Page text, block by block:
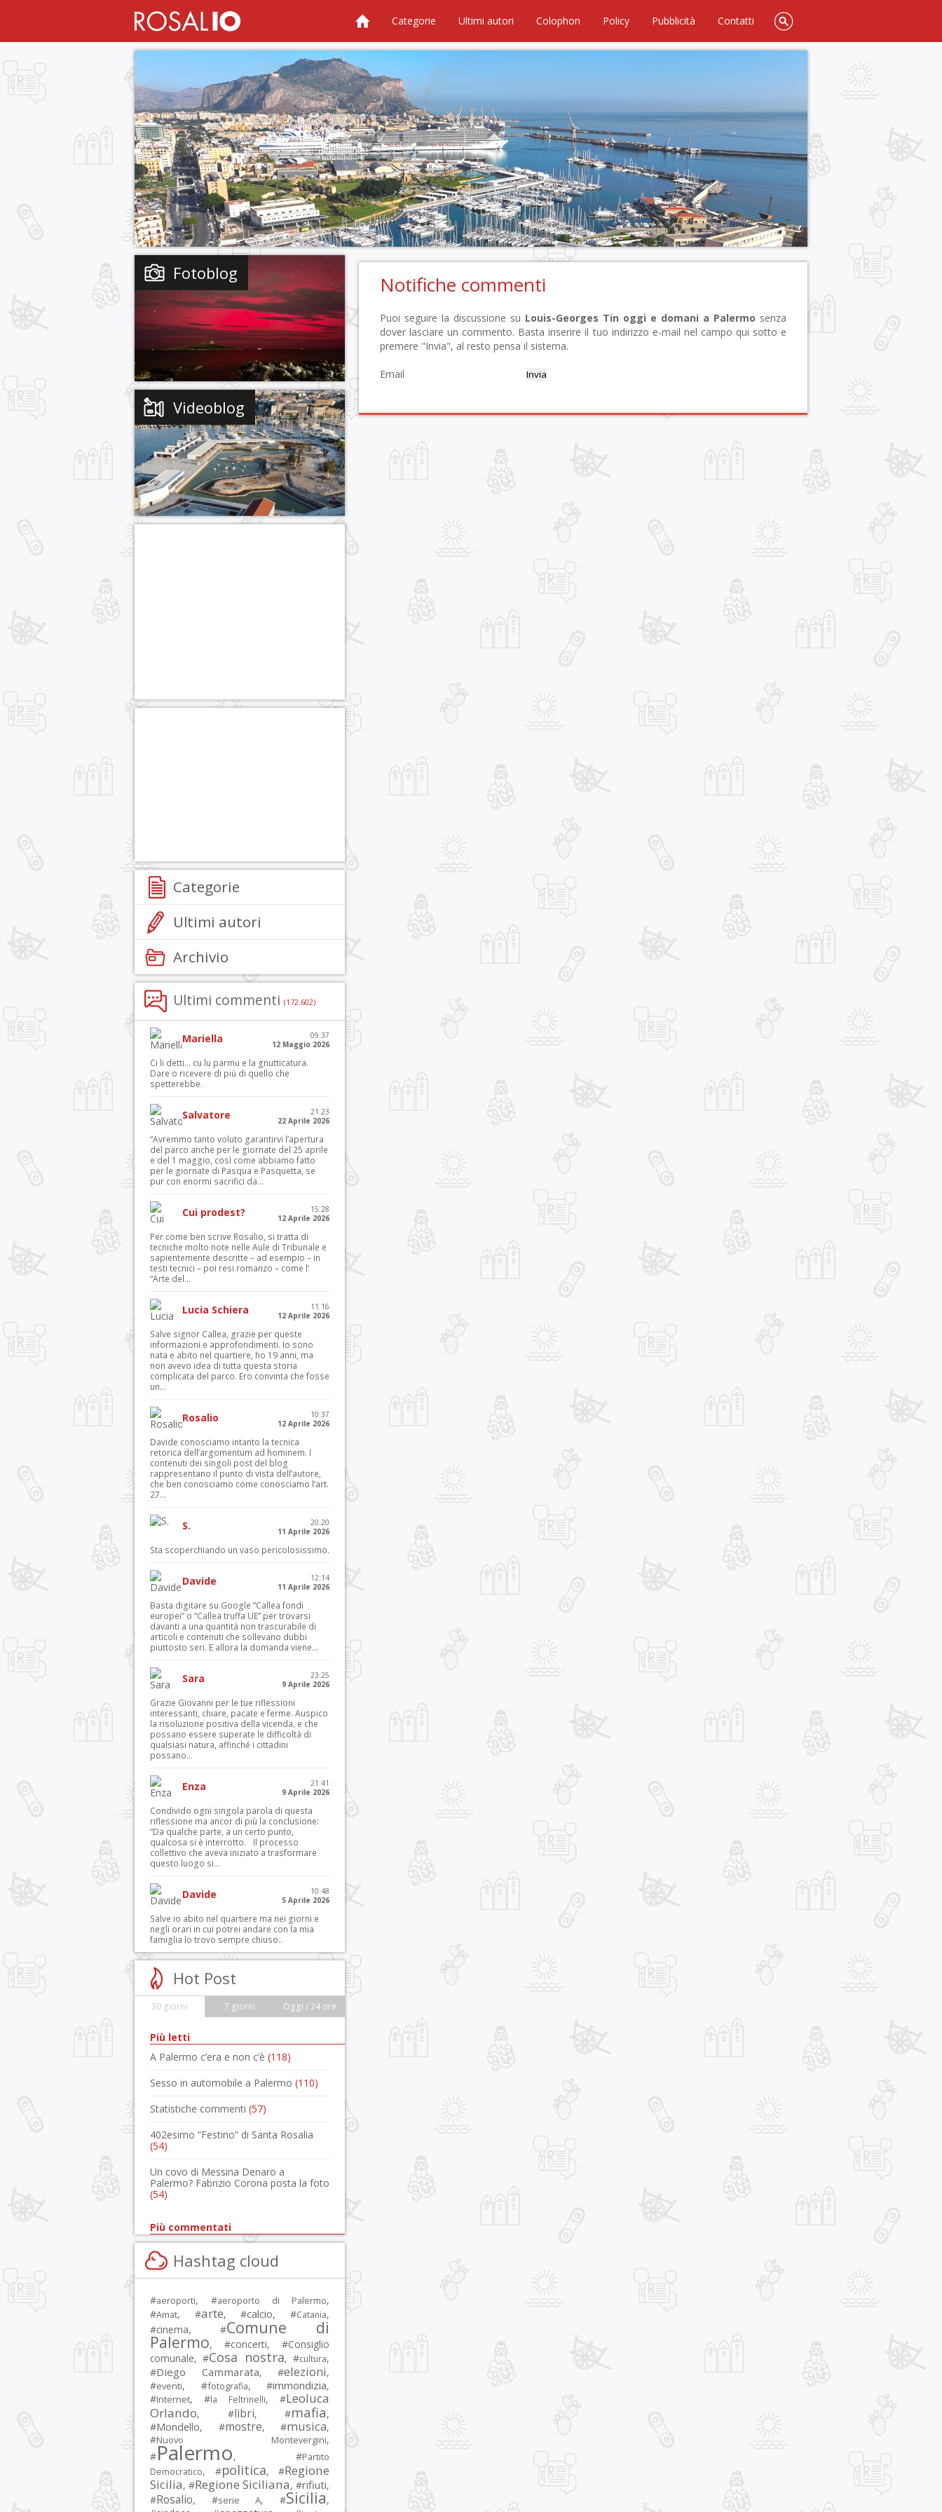
Categorie Ultimi autori Colophon Policy Pubblicità Contatti
Notifiche commenti
Puoi seguire la discussione su Louis-Georges Tin oggi e domani a Palermo senza
dover lasciare un commento. Basta inserire il tuo indirizzo e-mail nel campo qui sotto e
premere "Invia", al resto pensa il sistema.
Email
Fotoblog
Videoblog
Categorie
Ultimi autori
Archivio
Ultimi commenti (172.602)
Mariella
09:37
12 Maggio 2026
Ci li detti… cu lu parmu e la gnutticatura.
Dare o ricevere di più di quello che
spetterebbe.
Salvatore
21:23
22 Aprile 2026
“Avremmo tanto voluto garantirvi l’apertura
del parco anche per le giornate del 25 aprile
e del 1 maggio, così come abbiamo fatto
per le giornate di Pasqua e Pasquetta, se
pur con enormi sacrifici da...
Cui prodest?
15:28
12 Aprile 2026
Per come ben scrive Rosalio, si tratta di
tecniche molto note nelle Aule di Tribunale e
sapientemente descritte – ad esempio – in
testi tecnici – poi resi romanzo – come l’
“Arte del...
Lucia Schiera
11:16
12 Aprile 2026
Salve signor Callea, grazie per queste
informazioni e approfondimenti. Io sono
nata e abito nel quartiere, ho 19 anni, ma
non avevo idea di tutta questa storia
complicata del parco. Ero convinta che fosse
un...
Rosalio
10:37
12 Aprile 2026
Davide conosciamo intanto la tecnica
retorica dell’argomentum ad hominem. I
contenuti dei singoli post del blog
rappresentano il punto di vista dell’autore,
che ben conosciamo come conosciamo l’art.
27...
S.
20:20
11 Aprile 2026
Sta scoperchiando un vaso pericolosissimo.
Davide
12:14
11 Aprile 2026
Basta digitare su Google “Callea fondi
europei” o “Callea truffa UE” per trovarsi
davanti a una quantità non trascurabile di
articoli e contenuti che sollevano dubbi
piuttosto seri. E allora la domanda viene...
Sara
23:25
9 Aprile 2026
Grazie Giovanni per le tue riflessioni
interessanti, chiare, pacate e ferme. Auspico
la risoluzione positiva della vicenda, e che
possano essere superate le difficoltà di
qualsiasi natura, affinché i cittadini
possano...
Enza
21:41
9 Aprile 2026
Condivido ogni singola parola di questa
riflessione ma ancor di più la conclusione:
“Da qualche parte, a un certo punto,
qualcosa si è interrotto. Il processo
collettivo che aveva iniziato a trasformare
questo luogo si...
Davide
10:48
5 Aprile 2026
Salve io abito nel quartiere ma nei giorni e
negli orari in cui potrei andare con la mia
famiglia lo trovo sempre chiuso..
Hot Post
30 giorni 7 giorni Oggi / 24 ore
Più letti
A Palermo c’era e non c’è (118)
Sesso in automobile a Palermo (110)
Statistiche commenti (57)
402esimo “Festino” di Santa Rosalia
(54)
Un covo di Messina Denaro a
Palermo? Fabrizio Corona posta la foto
(54)
Più commentati
Hashtag cloud
#aeroporti, #aeroporto di Palermo,
#Amat, #arte, #calcio, #Catania,
#cinema, #Comune di
Palermo, #concerti, #Consiglio
comunale, #Cosa nostra, #cultura,
#Diego Cammarata, #elezioni,
#eventi, #fotografia, #immondizia,
#Internet, #la Feltrinelli, #Leoluca
Orlando, #libri, #mafia,
#Mondello, #mostre, #musica,
#Nuovo Montevergini,
#Palermo, #Partito
Democratico, #politica, #Regione
Sicilia, #Regione Siciliana, #rifiuti,
#Rosalio, #serie A, #Sicilia,